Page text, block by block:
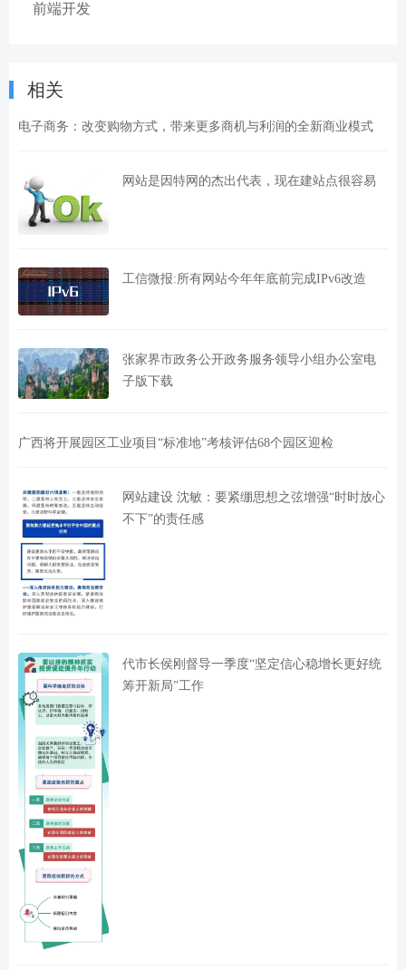
前端开发
相关
电子商务：改变购物方式，带来更多商机与利润的全新商业模式
网站是因特网的杰出代表，现在建站点很容易
工信微报:所有网站今年年底前完成IPv6改造
张家界市政务公开政务服务领导小组办公室电
子版下载
广西将开展园区工业项目“标准地”考核评估68个园区迎检
网站建设 沈敏：要紧绷思想之弦增强“时时放心
不下”的责任感
代市长侯刚督导一季度“坚定信心稳增长更好统
筹开新局”工作